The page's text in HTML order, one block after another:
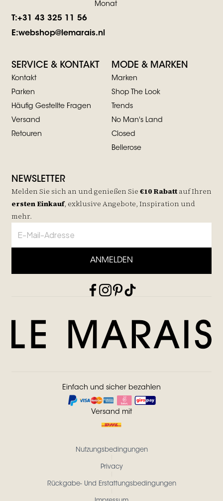
Monat
T:+31 43 325 11 56
E:webshop@lemarais.nl
SERVICE & KONTAKT
Kontakt
Parken
Häufig Gestellte Fragen
Versand
Retouren
MODE & MARKEN
Marken
Shop The Look
Trends
No Man's Land
Closed
Bellerose
NEWSLETTER
Melden Sie sich an und genießen Sie €10 Rabatt aufIhren
ersten Einkauf, exklusive Angebote, Inspiration und
mehr.
ANMELDEN
Einfach und sicher bezahlen
Versand mit
Nutzungsbedingungen
Privacy
Rückgabe- Und Erstattungsbedingungen